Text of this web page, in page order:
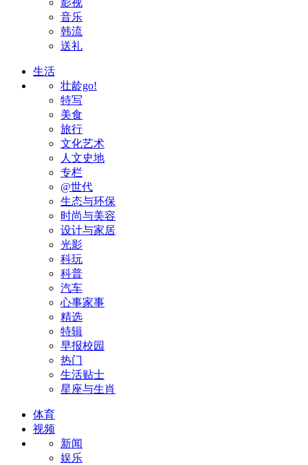
影视
音乐
韩流
送礼
生活
壮龄go!
特写
美食
旅行
文化艺术
人文史地
专栏
@世代
生态与环保
时尚与美容
设计与家居
光影
科玩
科普
汽车
心事家事
精选
特辑
早报校园
热门
生活贴士
星座与生肖
体育
视频
新闻
娱乐